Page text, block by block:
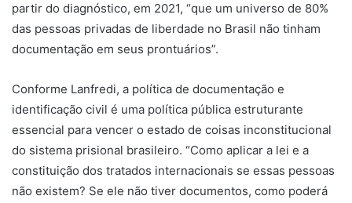
partir do diagnóstico, em 2021, “que um universo de 80%
das pessoas privadas de liberdade no Brasil não tinham
documentação em seus prontuários”.
Conforme Lanfredi, a política de documentação e
identificação civil é uma política pública estruturante
essencial para vencer o estado de coisas inconstitucional
do sistema prisional brasileiro. “Como aplicar a lei e a
constituição dos tratados internacionais se essas pessoas
não existem? Se ele não tiver documentos, como poderá